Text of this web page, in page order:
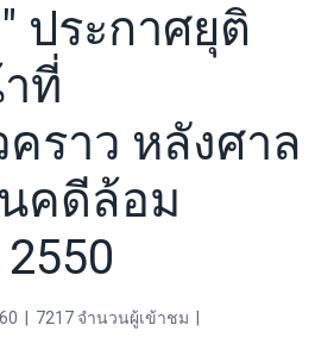
ประกาศยุติ
ที่
ราว หลังศาล
คดีล้อม
7217 จำนวนผู้เข้าชม